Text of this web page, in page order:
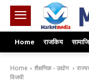
Home राजकिय
Home शैक्षणिक - उद्योग
विजयी